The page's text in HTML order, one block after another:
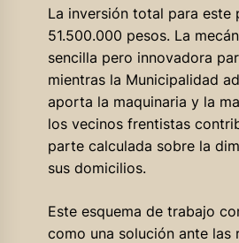
La inversión total para este
51.500.000 pesos. La
sencilla pero innovadora
mientras la Municipalidad
aporta la maquinaria y la
los vecinos frentistas
parte calculada sobre la
sus domicilios.
Este esquema de trabajo
como una solución ante las